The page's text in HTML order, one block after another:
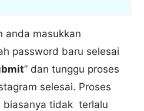
anda masukkan
password baru selesai
” dan tunggu proses
selesai. Proses
biasanya tidak terlalu